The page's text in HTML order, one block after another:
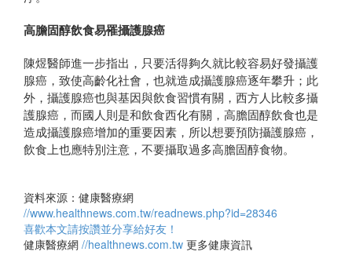
高膽固醇飲食易罹攝護腺癌
陳煜醫師進一步指出，只要活得夠久就比較容易好發攝護
腺癌，致使高齡化社會，也就造成攝護腺癌逐年攀升；此
外，攝護腺癌也與基因與飲食習慣有關，西方人比較多攝
護腺癌，而國人則是和飲食西化有關，高膽固醇飲食也是
造成攝護腺癌增加的重要因素，所以想要預防攝護腺癌，
飲食上也應特別注意，不要攝取過多高膽固醇食物。
資料來源：健康醫療網
//www.healthnews.com.tw/readnews.php?id=28346
喜歡本文請按讚並分享給好友！
健康醫療網 //healthnews.com.tw 更多健康資訊